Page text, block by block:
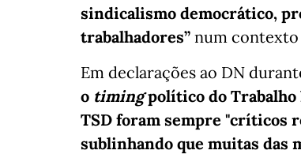
sindicalismo democrático,
trabalhadores” num contexto
Em declarações ao DN
o timingpolítico do Trabalho
TSD foram sempre "críticos
sublinhando que muitas das